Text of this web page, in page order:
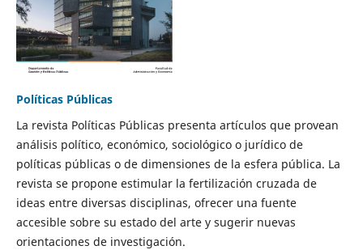
Políticas Públicas
La revista Políticas Públicas presenta artículos que provean
análisis político, económico, sociológico o jurídico de
políticas públicas o de dimensiones de la esfera pública. La
revista se propone estimular la fertilización cruzada de
ideas entre diversas disciplinas, ofrecer una fuente
accesible sobre su estado del arte y sugerir nuevas
orientaciones de investigación.